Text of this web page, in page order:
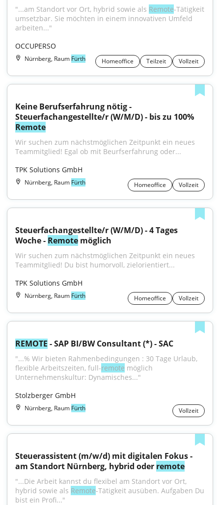
"...am Standort vor Ort, hybrid sowie als Remote-Tätigkeit
umsetzbar. Sie möchten in einem innovativen Umfeld
arbeiten..."
OCCUPERSO
Nürnberg, Raum Fürth Homeoffice Teilzeit Vollzeit
Keine Berufserfahrung nötig -
Remote
Wir suchen zum nächstmöglichen Zeitpunkt ein neues
Teammitglied! Egal ob mit Beurfserfahrung oder...
TPK Solutions GmbH
Nürnberg, Raum Fürth Homeoffice Vollzeit
Steuerfachangestellte/r (W/M/D) - 4 Tages
Woche - Remote möglich
Wir suchen zum nächstmöglichen Zeitpunkt ein neues
Teammitglied! Du bist humorvoll, zielorientiert...
TPK Solutions GmbH
Nürnberg, Raum Fürth Homeoffice Vollzeit
REMOTE - SAP BI/BW Consultant (*) - SAC
"...% Wir bieten Rahmenbedingungen : 30 Tage Urlaub,
flexible Arbeitszeiten, full-remote möglich
Unternehmenskultur: Dynamisches..."
Stolzberger GmbH
Nürnberg, Raum Fürth Vollzeit
Steuerassistent (m/w/d) mit digitalen Fokus -
am Standort Nürnberg, hybrid oder remote
"...Die Arbeit kannst du flexibel am Standort vor Ort,
hybrid sowie als Remote-Tätigkeit ausüben. Aufgaben Du
bist ein Profi..."